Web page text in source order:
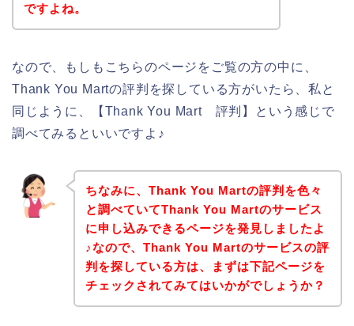
ですよね。
なので、もしもこちらのページをご覧の方の中に、
Thank You Martの評判を探している方がいたら、私と
同じように、【Thank You Mart 評判】という感じで
調べてみるといいですよ♪
ちなみに、Thank You Martの評判を色々
と調べていてThank You Martのサービス
に申し込みできるページを発見しましたよ
♪なので、Thank You Martのサービスの評
判を探している方は、まずは下記ページを
チェックされてみてはいかがでしょうか？